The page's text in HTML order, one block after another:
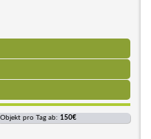
Objekt pro Tag ab: 150€